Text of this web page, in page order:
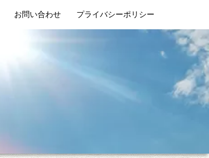
お問い合わせ プライバシーポリシー